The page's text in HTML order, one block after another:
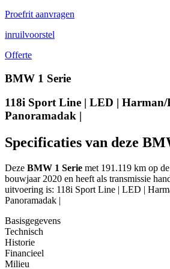
Proefrit aanvragen
inruilvoorstel
Offerte
BMW 1 Serie
118i Sport Line | LED |
Panoramadak |
Specificaties van deze
Deze BMW 1 Serie met 191.119 km op
bouwjaar 2020 en heeft als transmissie
uitvoering is: 118i Sport Line | LED |
Panoramadak |
Basisgegevens
Technisch
Historie
Financieel
Milieu